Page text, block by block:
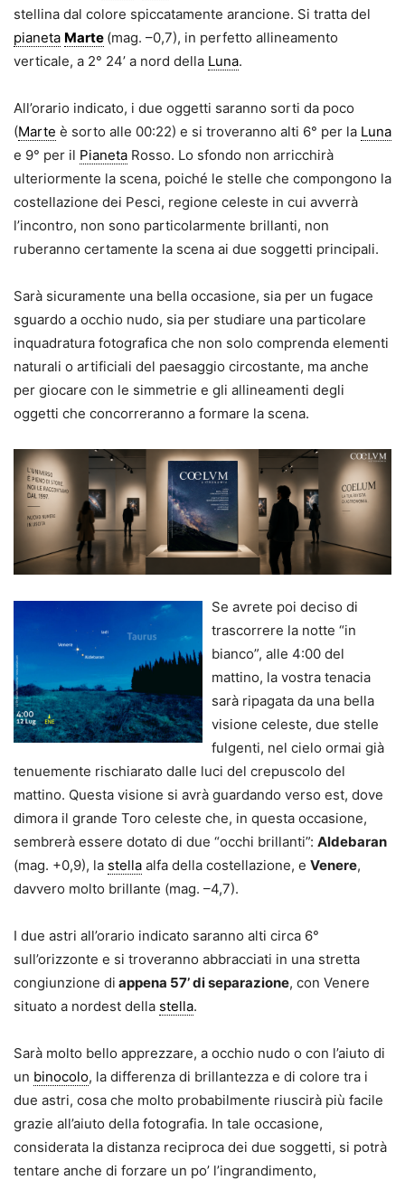
stellina dal colore spiccatamente arancione. Si tratta del
pianeta Marte (mag. –0,7), in perfetto allineamento
verticale, a 2° 24’ a nord della Luna.
All’orario indicato, i due oggetti saranno sorti da poco
(Marte è sorto alle 00:22) e si troveranno alti 6° per la Luna
e 9° per il Pianeta Rosso. Lo sfondo non arricchirà
ulteriormente la scena, poiché le stelle che compongono la
costellazione dei Pesci, regione celeste in cui avverrà
l’incontro, non sono particolarmente brillanti, non
ruberanno certamente la scena ai due soggetti principali.
Sarà sicuramente una bella occasione, sia per un fugace
sguardo a occhio nudo, sia per studiare una particolare
inquadratura fotografica che non solo comprenda elementi
naturali o artificiali del paesaggio circostante, ma anche
per giocare con le simmetrie e gli allineamenti degli
oggetti che concorreranno a formare la scena.
Se avrete poi deciso di
trascorrere la notte “in
bianco”, alle 4:00 del
mattino, la vostra tenacia
sarà ripagata da una bella
visione celeste, due stelle
fulgenti, nel cielo ormai già
tenuemente rischiarato dalle luci del crepuscolo del
mattino. Questa visione si avrà guardando verso est, dove
dimora il grande Toro celeste che, in questa occasione,
sembrerà essere dotato di due “occhi brillanti”: Aldebaran
(mag. +0,9), la stella alfa della costellazione, e Venere,
davvero molto brillante (mag. –4,7).
I due astri all’orario indicato saranno alti circa 6°
sull’orizzonte e si troveranno abbracciati in una stretta
congiunzione di appena 57’ di separazione, con Venere
situato a nordest della stella.
Sarà molto bello apprezzare, a occhio nudo o con l’aiuto di
un binocolo, la differenza di brillantezza e di colore tra i
due astri, cosa che molto probabilmente riuscirà più facile
grazie all’aiuto della fotografia. In tale occasione,
considerata la distanza reciproca dei due soggetti, si potrà
tentare anche di forzare un po’ l’ingrandimento,